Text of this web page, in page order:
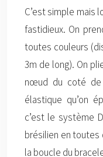
C’est simple mais
fastidieux. On
toutes couleurs
3m de long). On
nœud du coté de
élastique qu’on
c’est le système
brésilien en toutes
la boucle du